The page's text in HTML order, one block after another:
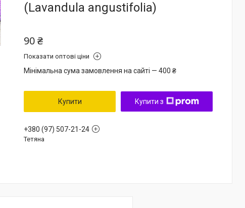
(Lavandula angustifolia)
90 ₴
Показати оптові ціни
Мінімальна сума замовлення на сайті — 400 ₴
Купити Купити з
+380 (97) 507-21-24
Тетяна